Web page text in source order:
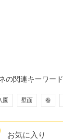
お気に入り
の関連キーワード
園 壁面 春